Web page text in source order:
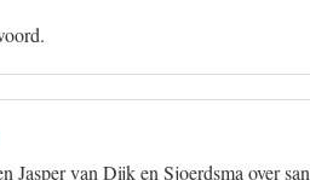
Jasper van Dijk en Sjoerdsma over